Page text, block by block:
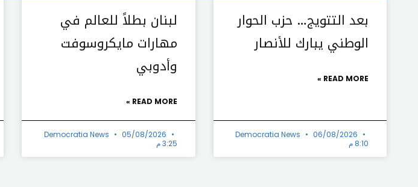
بعد التتويج… حزب الحوار
الوطني يبارك للأنصار
READ MORE »
Democratia News
06/08/2026
8:10 م
لبنان بطلاً للعالم في
مهارات مايكروسوفت
وأدوبي
READ MORE »
Democratia News
05/08/2026
3:25 م